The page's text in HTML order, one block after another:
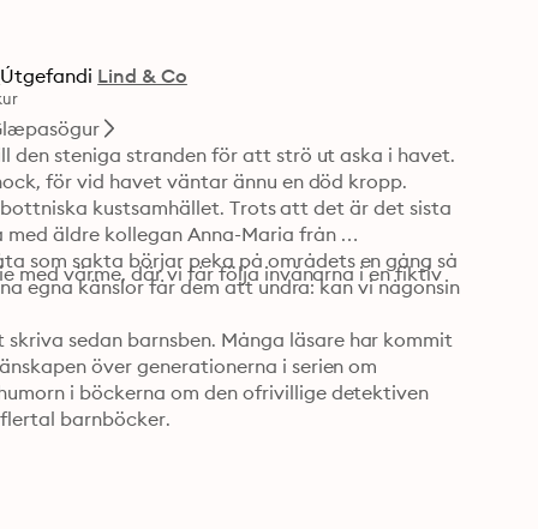
Útgefandi Lind & Co
den steniga stranden för att strö ut aska i havet.
för vid havet väntar ännu en död kropp.
kustsamhället. Trots att det är det sista
med äldre kollegan Anna-Maria från
som sakta börjar peka på områdets en gång så
egna känslor får dem att undra: kan vi någonsin
med värme, där vi får följa invånarna i en fiktiv
skriva sedan barnsben. Många läsare har kommit
över generationerna i serien om
i böckerna om den ofrivillige detektiven
barnböcker.